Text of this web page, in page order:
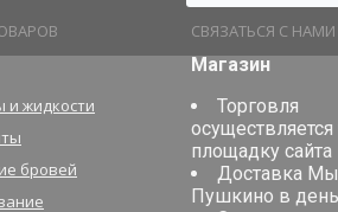
и жидкости
бровей
СВЯЗАТЬСЯ С НАМИ
Магазин
Торговля
площадку сайта
Доставка
Пушкино в день